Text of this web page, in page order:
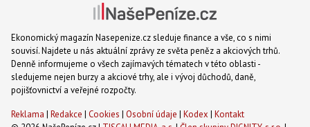
Ekonomický magazín Nasepenize.cz sleduje finance a vše, co s nimi
souvisí. Najdete u nás aktuální zprávy ze světa peněz a akciových trhů.
Denně informujeme o všech zajímavých tématech v této oblasti -
sledujeme nejen burzy a akciové trhy, ale i vývoj důchodů, daně,
pojišťovnictví a veřejné rozpočty.
Reklama | Redakce | Cookies | Osobní údaje | Kodex | Kontakt